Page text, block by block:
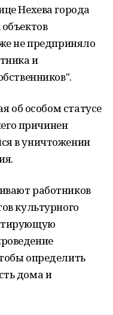
Нехева города
не предприняло
и
об особом статусе
причинен
в уничтожении
работников
культурного
определить
дома и